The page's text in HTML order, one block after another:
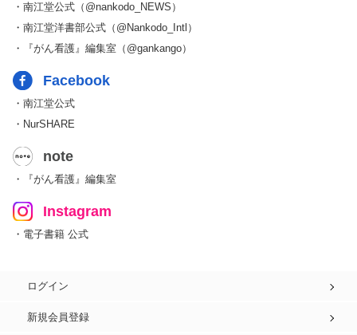
・南江堂公式（@nankodo_NEWS）
・南江堂洋書部公式（@Nankodo_Intl）
・『がん看護』編集室（@gankango）
Facebook
・南江堂公式
・NurSHARE
note
・『がん看護』編集室
Instagram
・電子書籍 公式
ログイン
新規会員登録